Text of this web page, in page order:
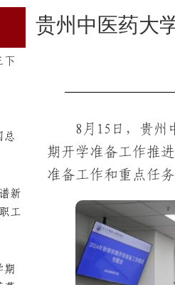
下
总
新
工
期
贵州中医药大
8月15日，贵州
期开学准备工作推
准备工作和重点任务